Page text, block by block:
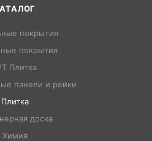
покрытия
покрытия
Плитка
панели и рейки
Плитка
доска
Химия